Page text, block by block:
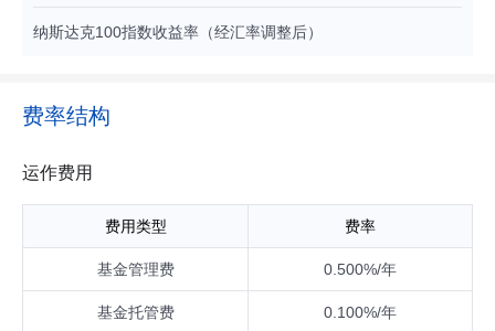
期票据等）、资产支持证券、债券回购、银行存款、同业存
通证券出借业务。 针对境外投资，本基金可投资于下列金融产
录的国家或地区证券监管机构登记注册的公募基金（含交易型
股、全球存托凭证和美国存托凭证、房地产信托凭证； 3、政
持证券等及经中国证监会认可的国际金融组织发行的证券；
据、回购协议、短期政府债券等货币市场工具； 5、远期合
纳斯达克100指数收益率（经汇率调整后）
费率结构
运作费用
费用类型 费率
基金管理费 0.500%/年
基金托管费 0.100%/年